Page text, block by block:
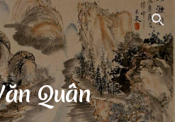
Skip to navigation
Quân